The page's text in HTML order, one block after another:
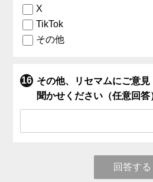
X
TikTok
その他
その他、リセマムにご意
聞かせください（任意回答
回答する